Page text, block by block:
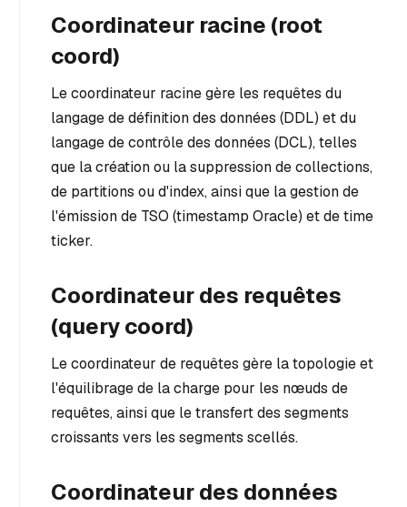
Coordinateur racine (root
coord)
Le coordinateur racine gère les requêtes du
langage de définition des données (DDL) et du
langage de contrôle des données (DCL), telles
que la création ou la suppression de collections,
de partitions ou d'index, ainsi que la gestion de
l'émission de TSO (timestamp Oracle) et de time
ticker.
Coordinateur des requêtes
(query coord)
Le coordinateur de requêtes gère la topologie et
l'équilibrage de la charge pour les nœuds de
requêtes, ainsi que le transfert des segments
croissants vers les segments scellés.
Coordinateur des données